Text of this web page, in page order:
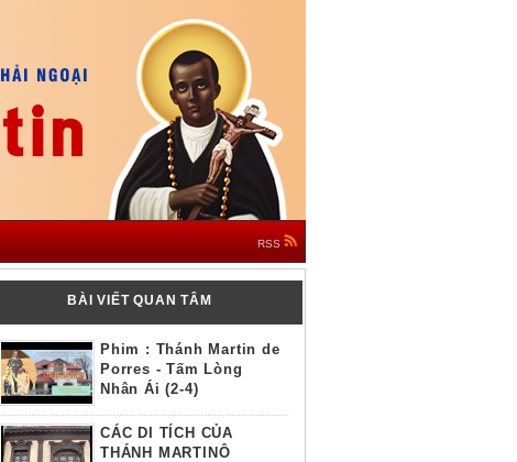
RSS
BÀI VIẾT QUAN TÂM
Phim : Thánh Martin de
Porres - Tấm Lòng
Nhân Ái (2-4)
CÁC DI TÍCH CỦA
THÁNH MARTINÔ